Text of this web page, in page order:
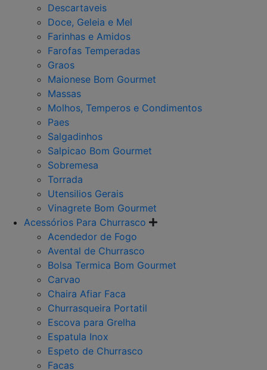
Descartaveis
Doce, Geleia e Mel
Farinhas e Amidos
Farofas Temperadas
Graos
Maionese Bom Gourmet
Massas
Molhos, Temperos e Condimentos
Paes
Salgadinhos
Salpicao Bom Gourmet
Sobremesa
Torrada
Utensilios Gerais
Vinagrete Bom Gourmet
Acessórios Para Churrasco
Acendedor de Fogo
Avental de Churrasco
Bolsa Termica Bom Gourmet
Carvao
Chaira Afiar Faca
Churrasqueira Portatil
Escova para Grelha
Espatula Inox
Espeto de Churrasco
Facas